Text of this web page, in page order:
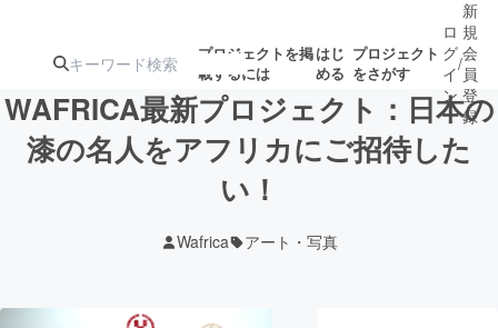
プロジェクトを掲
載するには
はじ
める
プロジェクト
をさがす
注目の新着プロ
ロ
グ
イ
ン
/
新
規
会
員
登
録
WAFRICA最新プロジェクト：日本の
漆の名人をアフリカにご招待した
い！
Wafrica アート・写真